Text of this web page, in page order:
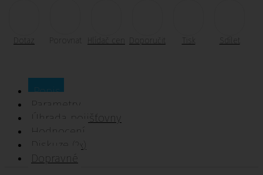
Dotaz Porovnat Doporučit Tisk Sdílet
Popis
Parametry
Úhrada pojišťovny
Hodnocení
Diskuze
(2x)
Dopravné